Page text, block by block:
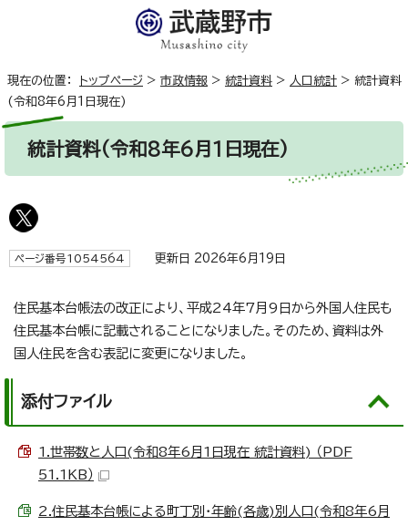
現在の位置： トップページ > 市政情報 > 統計資料 > 人口統計 > 統計資料
(令和8年6月1日現在)
統計資料(令和8年6月1日現在)
ページ番号1054564 更新日 2026年6月19日
住民基本台帳法の改正により、平成24年7月9日から外国人住民も
住民基本台帳に記載されることになりました。そのため、資料は外
国人住民を含む表記に変更になりました。
添付ファイル
1.世帯数と人口(令和8年6月1日現在 統計資料) （PDF
51.1KB）
2.住民基本台帳による町丁別・年齢(各歳)別人口(令和8年6月